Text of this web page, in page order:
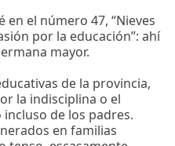
en el número 47, “Nieves
por la educación”: ahí
mayor.
de la provincia,
la indisciplina o el
de los padres.
en familias